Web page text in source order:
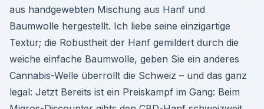
aus handgewebten Mischung aus Hanf und
Baumwolle hergestellt. Ich liebe seine einzigartige
Textur; die Robustheit der Hanf gemildert durch die
weiche einfache Baumwolle, geben Sie ein anderes
Cannabis-Welle überrollt die Schweiz – und das ganz
legal: Jetzt Bereits ist ein Preiskampf im Gang: Beim